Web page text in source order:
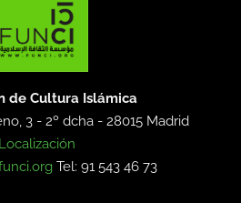
de Cultura Islámica
3 - 2º dcha -28015 Madrid
Localización
Tel: 91 543 46 73